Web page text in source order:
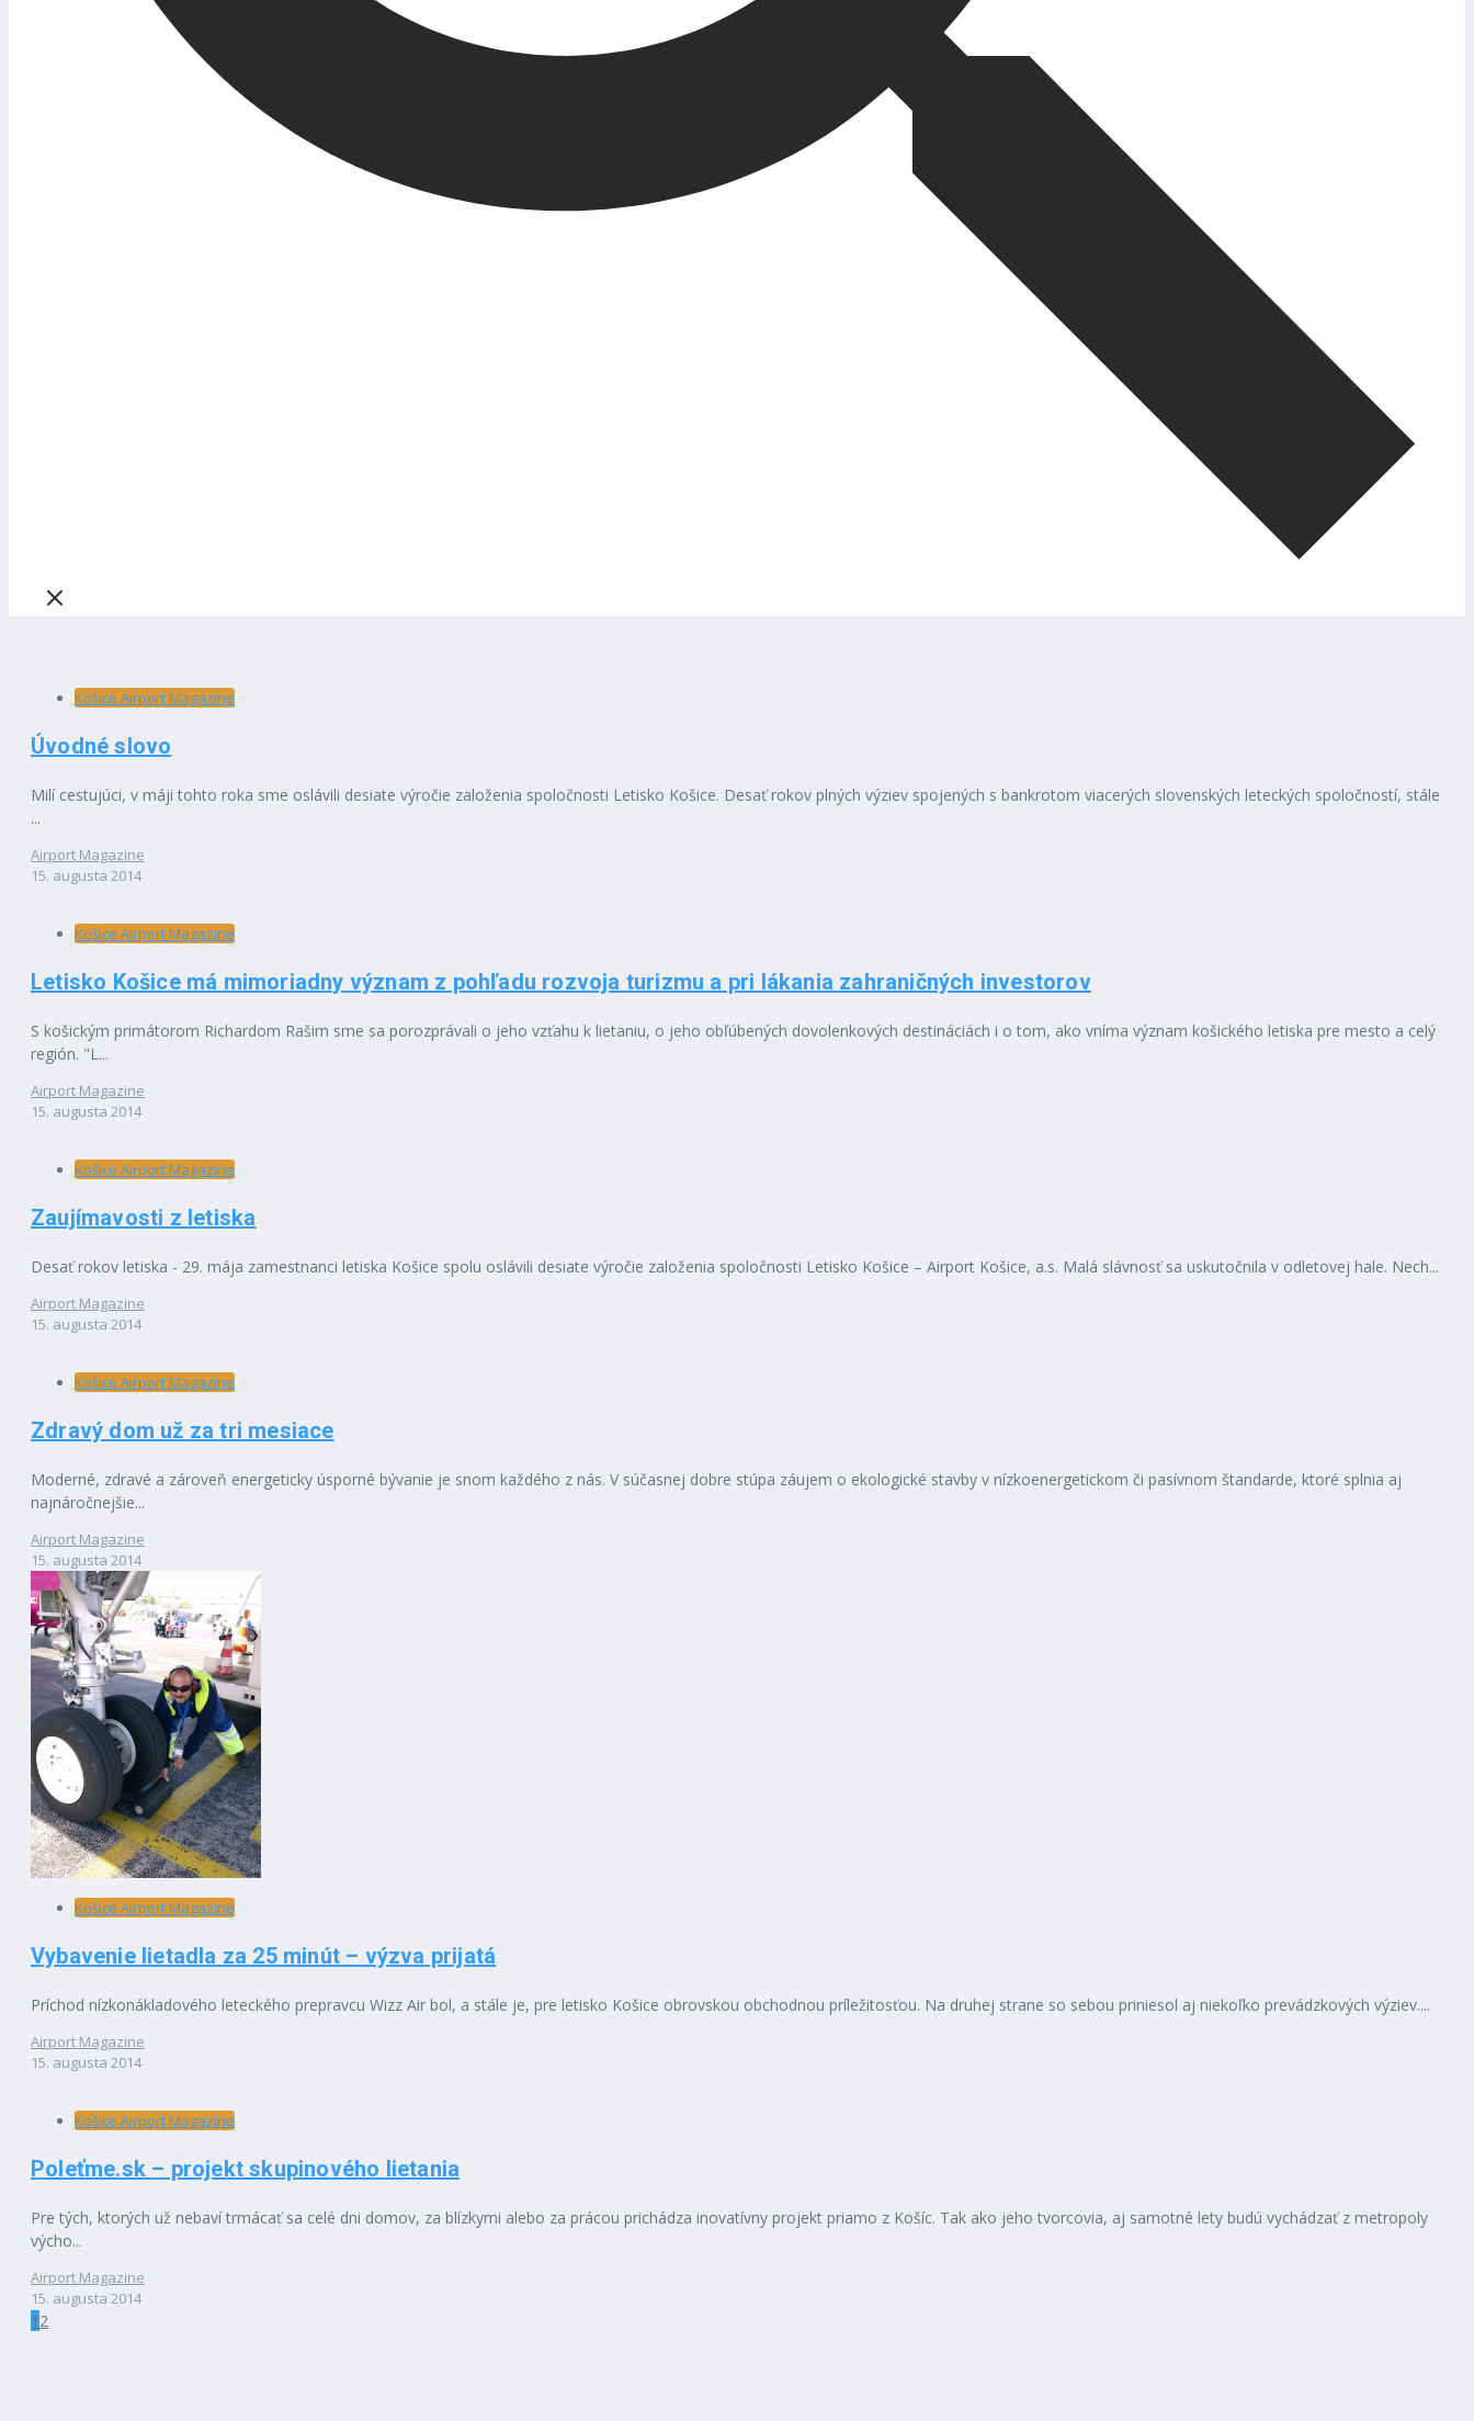
Košice Airport Magazine
Úvodné slovo
Milí cestujúci, v máji tohto roka sme oslávili desiate výročie založenia spoločnosti Letisko Košice. Desať rokov plných výziev spojených s bankrotom viacerých slovenských leteckých spoločností, stále
...
Airport Magazine
15. augusta 2014
Košice Airport Magazine
Letisko Košice má mimoriadny význam z pohľadu rozvoja turizmu a pri lákania zahraničných investorov
S košickým primátorom Richardom Rašim sme sa porozprávali o jeho vzťahu k lietaniu, o jeho obľúbených dovolenkových destináciách i o tom, ako vníma význam košického letiska pre mesto a celý
región. "L...
Airport Magazine
15. augusta 2014
Košice Airport Magazine
Zaujímavosti z letiska
Desať rokov letiska - 29. mája zamestnanci letiska Košice spolu oslávili desiate výročie založenia spoločnosti Letisko Košice – Airport Košice, a.s. Malá slávnosť sa uskutočnila v odletovej hale. Nech...
Airport Magazine
15. augusta 2014
Košice Airport Magazine
Zdravý dom už za tri mesiace
Moderné, zdravé a zároveň energeticky úsporné bývanie je snom každého z nás. V súčasnej dobre stúpa záujem o ekologické stavby v nízkoenergetickom či pasívnom štandarde, ktoré splnia aj
najnáročnejšie...
Airport Magazine
15. augusta 2014
Košice Airport Magazine
Vybavenie lietadla za 25 minút – výzva prijatá
Príchod nízkonákladového leteckého prepravcu Wizz Air bol, a stále je, pre letisko Košice obrovskou obchodnou príležitosťou. Na druhej strane so sebou priniesol aj niekoľko prevádzkových výziev....
Airport Magazine
15. augusta 2014
Košice Airport Magazine
Poleťme.sk – projekt skupinového lietania
Pre tých, ktorých už nebaví trmácať sa celé dni domov, za blízkymi alebo za prácou prichádza inovatívny projekt priamo z Košíc. Tak ako jeho tvorcovia, aj samotné lety budú vychádzať z metropoly
výcho...
Airport Magazine
15. augusta 2014
1 2